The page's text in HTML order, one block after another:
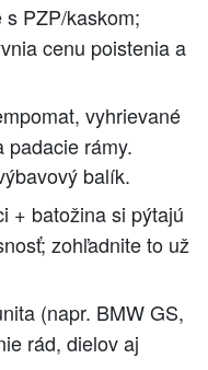
s PZP/kaskom;
cenu poistenia a
vyhrievané
padacie rámy.
balík.
+ batožina si pýtajú
zohľadnite to už
(napr. BMW GS,
rád, dielov aj